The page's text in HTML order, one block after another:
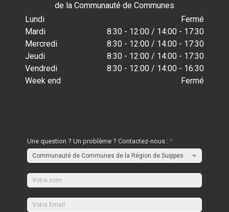
de la Communauté de Communes
Lundi
Fermé
Mardi
8:30 - 12:00 / 14:00 - 17:30
Mercredi
8:30 - 12:00 / 14:00 - 17:30
Jeudi
8:30 - 12:00 / 14:00 - 17:30
Vendredi
8:30 - 12:00 / 14:00 - 16:30
Week end
Fermé
Une question ? Un problème ? Contactez-nous :*